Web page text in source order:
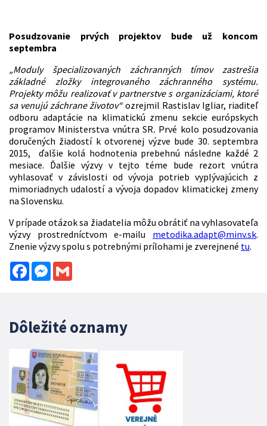
Posudzovanie prvých projektov bude už koncom
septembra
„Moduly špecializovaných záchranných tímov zastrešia
základné zložky integrovaného záchranného systému.
Projekty môžu realizovať v partnerstve s organizáciami, ktoré
sa venujú záchrane životov“ozrejmil Rastislav Igliar, riaditeľ
odboru adaptácie na klimatickú zmenu sekcie európskych
programov Ministerstva vnútra SR. Prvé kolo posudzovania
doručených žiadostí k otvorenej výzve bude 30. septembra
2015, ďalšie kolá hodnotenia prebehnú následne každé 2
mesiace. Ďalšie výzvy v tejto téme bude rezort vnútra
vyhlasovať v závislosti od vývoja potrieb vyplývajúcich z
mimoriadnych udalostí a vývoja dopadov klimatickej zmeny
na Slovensku.
V prípade otázok sa žiadatelia môžu obrátiť na vyhlasovateľa
výzvy prostredníctvom e-mailu metodika.adapt@minv.sk.
Znenie výzvy spolu s potrebnými prílohami je zverejnené tu.
FacebookMessenger
Dôležité oznamy